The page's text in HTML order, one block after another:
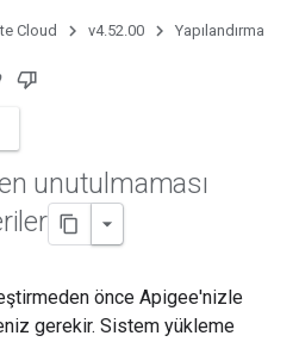
Cloud v4.52.00 Yapılandırma
unutulmaması
önce Apigee'nizle
gerekir. Sistem yükleme